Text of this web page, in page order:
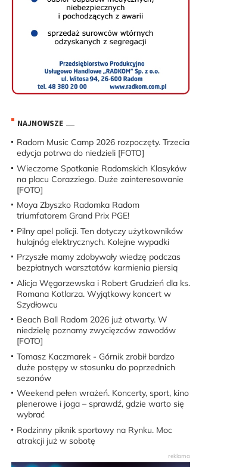
NAJNOWSZE
Radom Music Camp 2026 rozpoczęty. Trzecia
edycja potrwa do niedzieli [FOTO]
Wieczorne Spotkanie Radomskich Klasyków
na placu Corazziego. Duże zainteresowanie
[FOTO]
Moya Zbyszko Radomka Radom
triumfatorem Grand Prix PGE!
Pilny apel policji. Ten dotyczy użytkowników
hulajnóg elektrycznych. Kolejne wypadki
Przyszłe mamy zdobywały wiedzę podczas
bezpłatnych warsztatów karmienia piersią
Alicja Węgorzewska i Robert Grudzień dla ks.
Romana Kotlarza. Wyjątkowy koncert w
Szydłowcu
Beach Ball Radom 2026 już otwarty. W
niedzielę poznamy zwycięzców zawodów
[FOTO]
Tomasz Kaczmarek - Górnik zrobił bardzo
duże postępy w stosunku do poprzednich
sezonów
Weekend pełen wrażeń. Koncerty, sport, kino
plenerowe i joga – sprawdź, gdzie warto się
wybrać
Rodzinny piknik sportowy na Rynku. Moc
atrakcji już w sobotę